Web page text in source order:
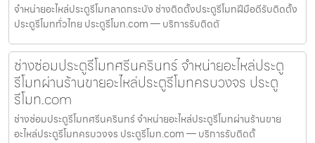
จำหน่ายอะไหล่ประตูรีโมทลาดกระบัง ช่างติดตั้งประตูรีโมทฝีมือดีรับติดตั้ง
ประตูรีโมททั่วไทย ประตูรีโมท.com — บริการรับติดตั
ช่างซ่อมประตูรีโมทศรีนครินทร์ จำหน่ายอะไหล่ประตู
รีโมทผ่านร้านขายอะไหล่ประตูรีโมทครบวงจร ประตู
รีโมท.com
ช่างซ่อมประตูรีโมทศรีนครินทร์ จำหน่ายอะไหล่ประตูรีโมทผ่านร้านขาย
อะไหล่ประตูรีโมทครบวงจร ประตูรีโมท.com — บริการรับติดตั้